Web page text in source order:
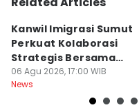
Kanwil Imigrasi Sumut
Perkuat Kolaborasi
Strategis Bersama
BP3MI
06 Agu 2026, 17:00 WIB
News